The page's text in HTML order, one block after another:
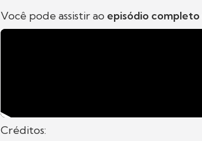
Você pode assistir ao episódio completo
Créditos: